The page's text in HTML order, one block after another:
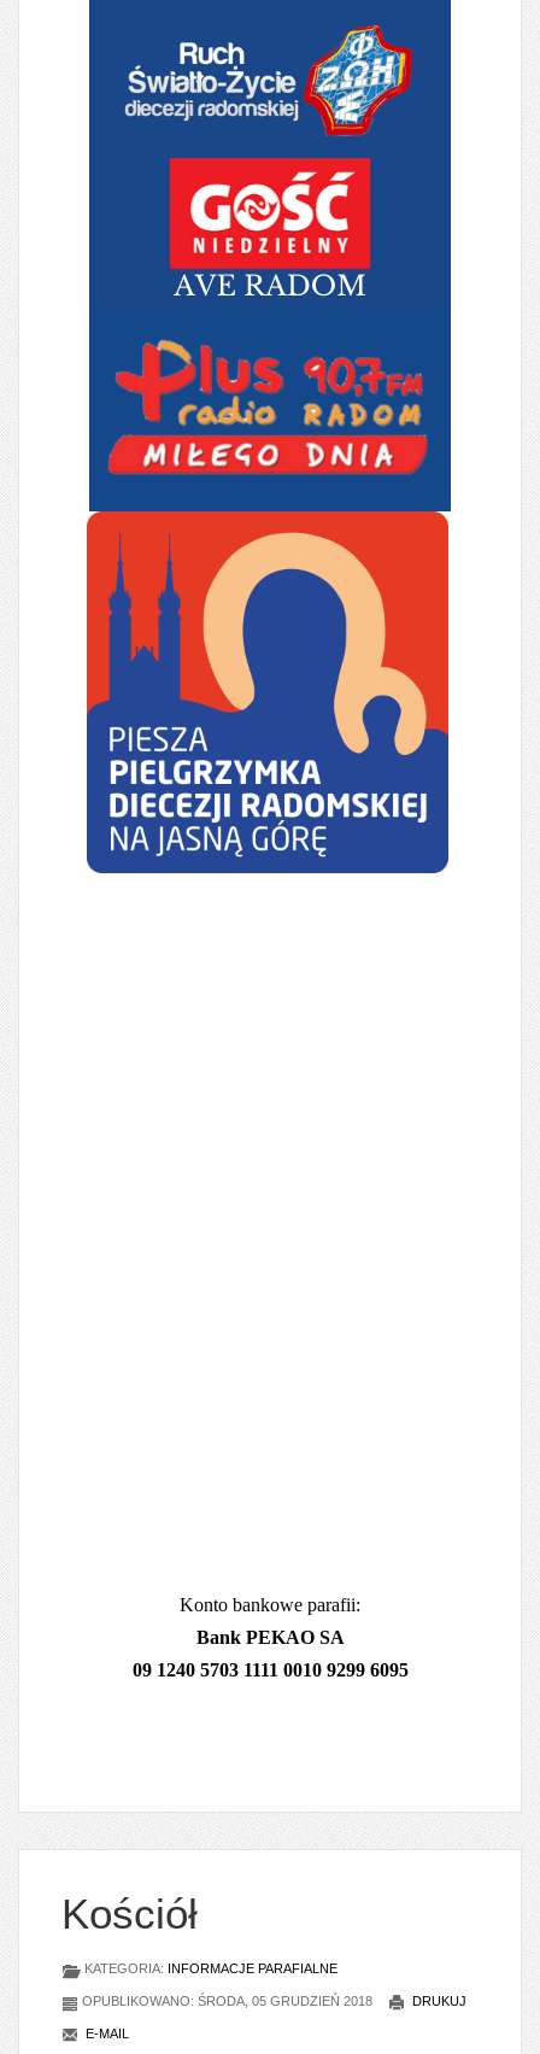
Konto bankowe parafii:
Bank PEKAO SA
09 1240 5703 1111 0010 9299 6095
Kościół
KATEGORIA: INFORMACJE PARAFIALNE
OPUBLIKOWANO: ŚRODA, 05 GRUDZIEŃ 2018 DRUKUJ
E-MAIL